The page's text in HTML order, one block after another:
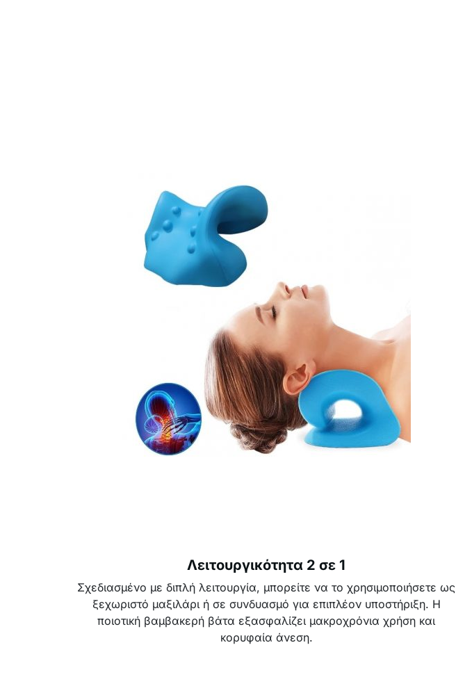
Λειτουργικότητα 2 σε 1
Σχεδιασμένο με διπλή λειτουργία, μπορείτε να το χρησιμοποιήσετε ως
ξεχωριστό μαξιλάρι ή σε συνδυασμό για επιπλέον υποστήριξη. Η
ποιοτική βαμβακερή βάτα εξασφαλίζει μακροχρόνια χρήση και
κορυφαία άνεση.